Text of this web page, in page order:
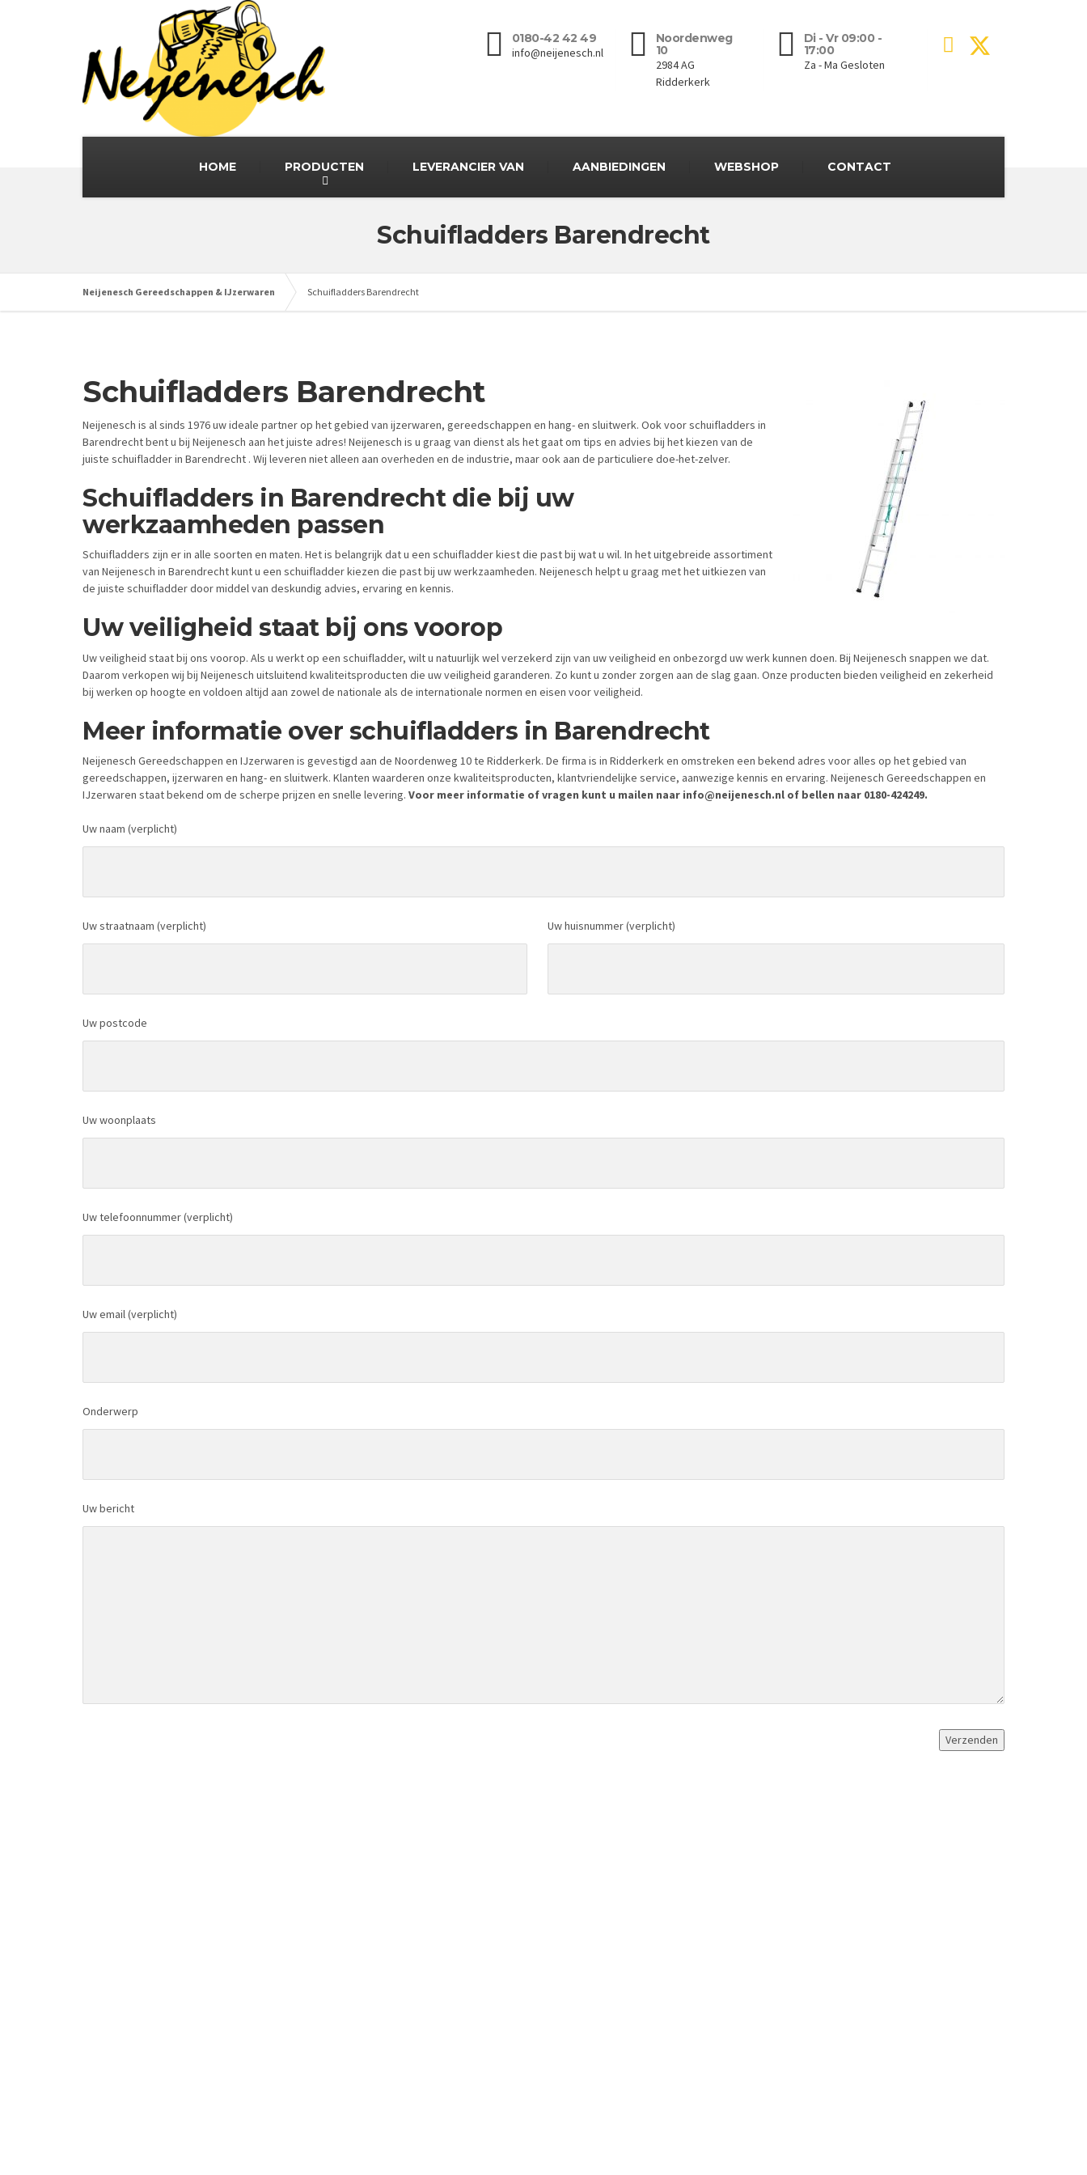
0180-42 42 49
info@neijenesch.nl
Noordenweg
10
2984 AG
Ridderkerk
Di - Vr 09:00 -
17:00
Za - Ma Gesloten
HOME PRODUCTEN LEVERANCIER VAN AANBIEDINGEN WEBSHOP CONTACT
Schuifladders Barendrecht
Neijenesch Gereedschappen & IJzerwaren Schuifladders Barendrecht
Schuifladders Barendrecht
Neijenesch is al sinds 1976 uw ideale partner op het gebied van ijzerwaren, gereedschappen en hang- en sluitwerk. Ook voor schuifladders in
Barendrecht bent u bij Neijenesch aan het juiste adres! Neijenesch is u graag van dienst als het gaat om tips en advies bij het kiezen van de
juiste schuifladder in Barendrecht . Wij leveren niet alleen aan overheden en de industrie, maar ook aan de particuliere doe-het-zelver.
Schuifladders in Barendrecht die bij uw
werkzaamheden passen
Schuifladders zijn er in alle soorten en maten. Het is belangrijk dat u een schuifladder kiest die past bij wat u wil. In het uitgebreide assortiment
van Neijenesch in Barendrecht kunt u een schuifladder kiezen die past bij uw werkzaamheden. Neijenesch helpt u graag met het uitkiezen van
de juiste schuifladder door middel van deskundig advies, ervaring en kennis.
Uw veiligheid staat bij ons voorop
Uw veiligheid staat bij ons voorop. Als u werkt op een schuifladder, wilt u natuurlijk wel verzekerd zijn van uw veiligheid en onbezorgd uw werk kunnen doen. Bij Neijenesch snappen we dat.
Daarom verkopen wij bij Neijenesch uitsluitend kwaliteitsproducten die uw veiligheid garanderen. Zo kunt u zonder zorgen aan de slag gaan. Onze producten bieden veiligheid en zekerheid
bij werken op hoogte en voldoen altijd aan zowel de nationale als de internationale normen en eisen voor veiligheid.
Meer informatie over schuifladders in Barendrecht
Neijenesch Gereedschappen en IJzerwaren is gevestigd aan de Noordenweg 10 te Ridderkerk. De firma is in Ridderkerk en omstreken een bekend adres voor alles op het gebied van
gereedschappen, ijzerwaren en hang- en sluitwerk. Klanten waarderen onze kwaliteitsproducten, klantvriendelijke service, aanwezige kennis en ervaring. Neijenesch Gereedschappen en
IJzerwaren staat bekend om de scherpe prijzen en snelle levering. Voor meer informatie of vragen kunt u mailen naar info@neijenesch.nl of bellen naar 0180-424249.
Uw naam (verplicht)
Uw straatnaam (verplicht) Uw huisnummer (verplicht)
Uw postcode
Uw woonplaats
Uw telefoonnummer (verplicht)
Uw email (verplicht)
Onderwerp
Uw bericht